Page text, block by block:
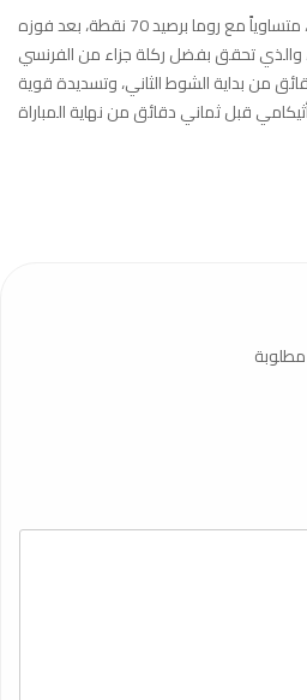
ويحتل ميلان المركز الثالث، متساوياً مع روما برصيد 70 نقطة، بعد فوزه
على جنوى 2-1، والذي تحقق بفضل ركلة جزاء من الفرنسي
من بداية الشوط الثاني، وتسديدة قوية